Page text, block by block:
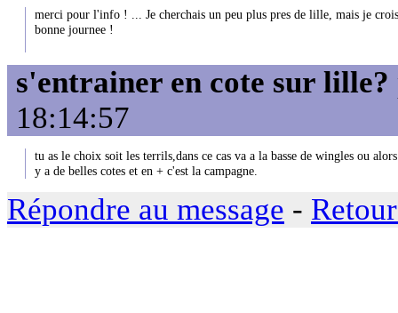
merci pour l'info ! ... Je cherchais un peu plus pres de lille, mais je
bonne journee !
s'entrainer en cote sur lille?
18:14:57
tu as le choix soit les terrils,dans ce cas va a la basse de wingles ou
y a de belles cotes et en + c'est la campagne.
Répondre au message -